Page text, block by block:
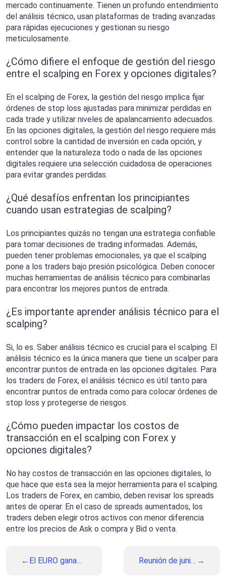
mercado continuamente. Tienen un profundo entendimiento
del análisis técnico, usan plataformas de trading avanzadas
para rápidas ejecuciones y gestionan su riesgo
meticulosamente.
¿Cómo difiere el enfoque de gestión del riesgo
entre el scalping en Forex y opciones digitales?
En el scalping de Forex, la gestión del riesgo implica fijar
órdenes de stop loss ajustadas para minimizar perdidas en
cada trade y utilizar niveles de apalancamiento adecuados.
En las opciones digitales, la gestión del riesgo requiere más
control sobre la cantidad de inversión en cada opción, y
entender que la naturaleza todo o nada de las opciones
digitales requiere una selección cuidadosa de operaciones
para evitar grandes perdidas.
¿Qué desafíos enfrentan los principiantes
cuando usan estrategias de scalping?
Los principiantes quizás no tengan una estrategia confiable
para tomar decisiones de trading informadas. Además,
pueden tener problemas emocionales, ya que el scalping
pone a los traders bajo presión psicológica. Deben conocer
muchas herramientas de análisis técnico para combinarlas
para encontrar los mejores puntos de entrada.
¿Es importante aprender análisis técnico para el
scalping?
Si, lo es. Saber análisis técnico es crucial para el scalping. El
análisis técnico es la única manera que tiene un scalper para
encontrar puntos de entrada en las opciones digitales. Para
los traders de Forex, el análisis técnico es útil tanto para
encontrar puntos de entrada como para colocar órdenes de
stop loss y protegerse de riesgos.
¿Cómo pueden impactar los costos de
transacción en el scalping con Forex y
opciones digitales?
No hay costos de transacción en las opciones digitales, lo
que hace que esta sea la mejor herramienta para el scalping.
Los traders de Forex, en cambio, deben revisar los spreads
antes de operar. En el caso de spreads aumentados, los
traders deben elegir otros activos con menor diferencia
entre los precios de Ask o compra y Bid o venta.
El EURO gana
Reunión de junio